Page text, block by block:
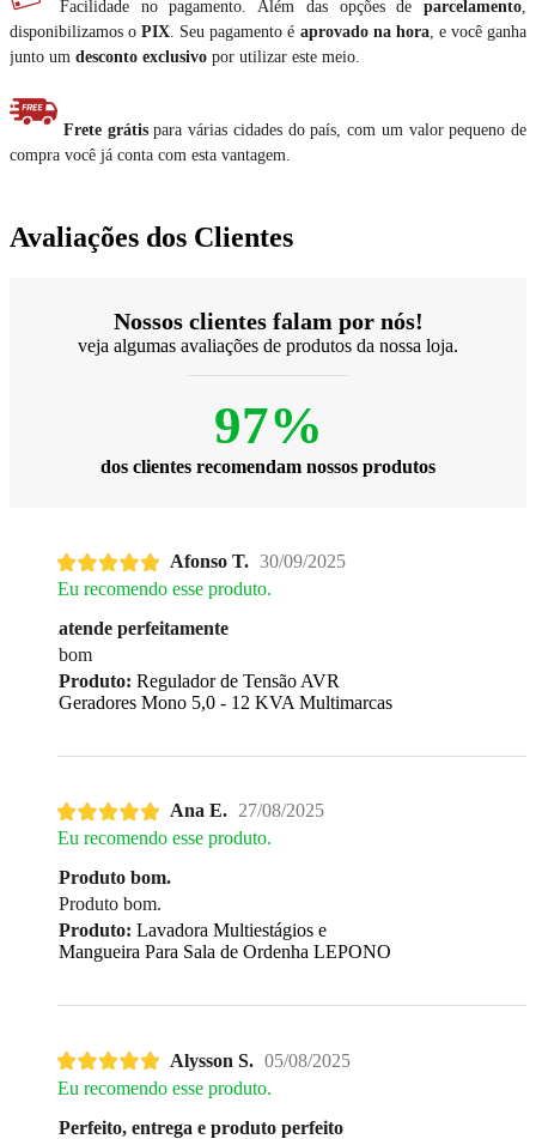
Facilidade no pagamento. Além das opções de parcelamento
disponibilizamos oPIX . Seu pagamento é aprovado na hora, e você ganha
junto um desconto exclusivo por utilizar este meio.
Frete grátispara várias cidades do país, com um valor pequeno de
compra você já conta com esta vantagem.
Avaliações dos Clientes
Nossos clientes falam por nós!
veja algumas avaliações de produtos da nossa loja.
97%
dos clientes recomendam nossos produtos
Afonso T. 30/09/2025
Eu recomendo esse produto.
atende perfeitamente
bom
Produto: Regulador de Tensão AVR
Geradores Mono 5,0 - 12 KVA Multimarcas
Ana E. 27/08/2025
Eu recomendo esse produto.
Produto bom.
Produto bom.
Produto: Lavadora Multiestágios e
Mangueira Para Sala de Ordenha LEPONO
Alysson S. 05/08/2025
Eu recomendo esse produto.
Perfeito, entrega e produto perfeito